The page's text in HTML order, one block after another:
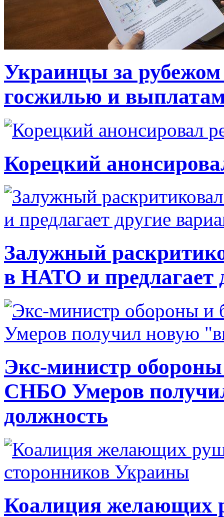
Украинцы за рубежом
госжилью и
Корецкий
Залужный
в НАТО и предлагает
Экс-министр
СНБО Умеров
должность
Коалиция желающих